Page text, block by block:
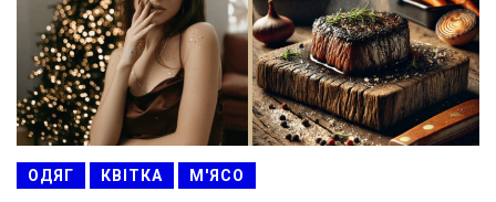
ОДЯГ КВІТКА М'ЯСО